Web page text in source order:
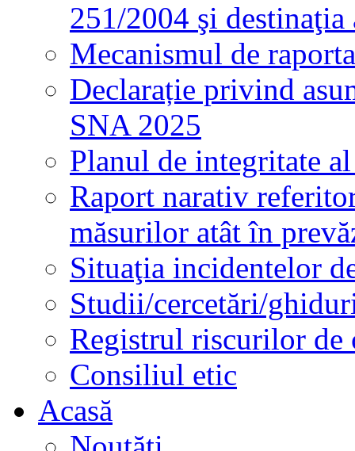
251/2004 şi destinaţia
Mecanismul de
Declarație privind
SNA 2025
Planul de integritate
Raport narativ
măsurilor atât în
Situaţia incidentelor
Studii/cercetări/
Registrul riscurilor de
Consiliul etic
Acasă